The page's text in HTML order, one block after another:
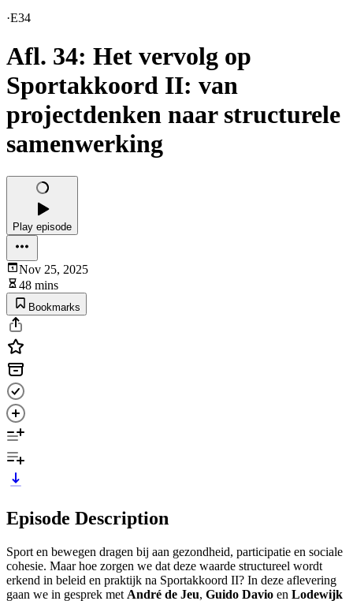
·E34
Afl. 34: Het vervolg op
Sportakkoord II: van
projectdenken naar structurele
samenwerking
Play episode
Nov 25, 2025
48 mins
Bookmarks
Episode Description
Sport en bewegen dragen bij aan gezondheid, participatie en sociale
cohesie. Maar hoe zorgen we dat deze waarde structureel wordt
erkend in beleid en praktijk na Sportakkoord II? In deze aflevering
gaan we in gesprek met André de Jeu, Guido Davio en Lodewijk